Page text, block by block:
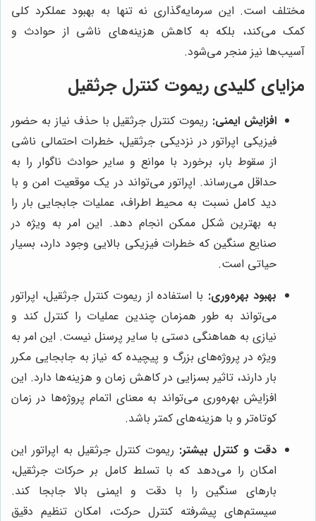
مختلف است. این سرمایه‌گذاری نه تنها به بهبود عملکرد کلی
کمک می‌کند، بلکه به کاهش هزینه‌های ناشی از حوادث و
آسیب‌ها نیز منجر می‌شود.
مزایای کلیدی ریموت کنترل جرثقیل
افزایش ایمنی: ریموت کنترل جرثقیل با حذف نیاز به حضور
فیزیکی اپراتور در نزدیکی جرثقیل، خطرات احتمالی ناشی
از سقوط بار، برخورد با موانع و سایر حوادث ناگوار را به
حداقل می‌رساند. اپراتور می‌تواند در یک موقعیت امن و با
دید کامل نسبت به محیط اطراف، عملیات جابجایی بار را
به بهترین شکل ممکن انجام دهد. این امر به ویژه در
صنایع سنگین که خطرات فیزیکی بالایی وجود دارد، بسیار
حیاتی است.
بهبود بهره‌وری: با استفاده از ریموت کنترل جرثقیل، اپراتور
می‌تواند به طور همزمان چندین عملیات را کنترل کند و
نیازی به هماهنگی دستی با سایر پرسنل نیست. این امر به
ویژه در پروژه‌های بزرگ و پیچیده که نیاز به جابجایی مکرر
بار دارند، تاثیر بسزایی در کاهش زمان و هزینه‌ها دارد. این
افزایش بهره‌وری می‌تواند به معنای اتمام پروژه‌ها در زمان
کوتاه‌تر و با هزینه‌های کمتر باشد.
دقت و کنترل بیشتر: ریموت کنترل جرثقیل به اپراتور این
امکان را می‌دهد که با تسلط کامل بر حرکات جرثقیل،
بارهای سنگین را با دقت و ایمنی بالا جابجا کند.
سیستم‌های پیشرفته کنترل حرکت، امکان تنظیم دقیق